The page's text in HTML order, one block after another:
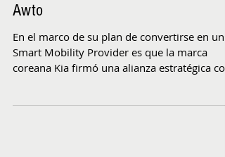
Awto
En el marco de su plan de convertirse en un
Smart Mobility Provider es que la marca
coreana Kia firmó una alianza estratégica con